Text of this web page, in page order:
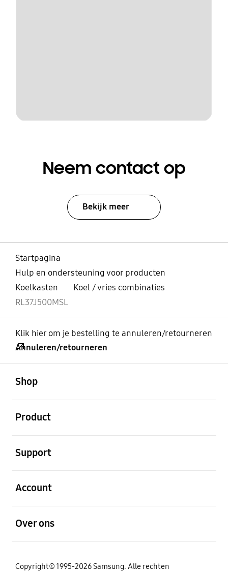
Neem contact op
Bekijk meer
Startpagina
Hulp en ondersteuning voor producten
Koelkasten
Koel / vries combinaties
RL37J500MSL
Klik hier om je bestelling te annuleren/retourneren
Annuleren/retourneren
Shop
Product
Support
Account
Over ons
Copyright© 1995-2026 Samsung. Alle rechten